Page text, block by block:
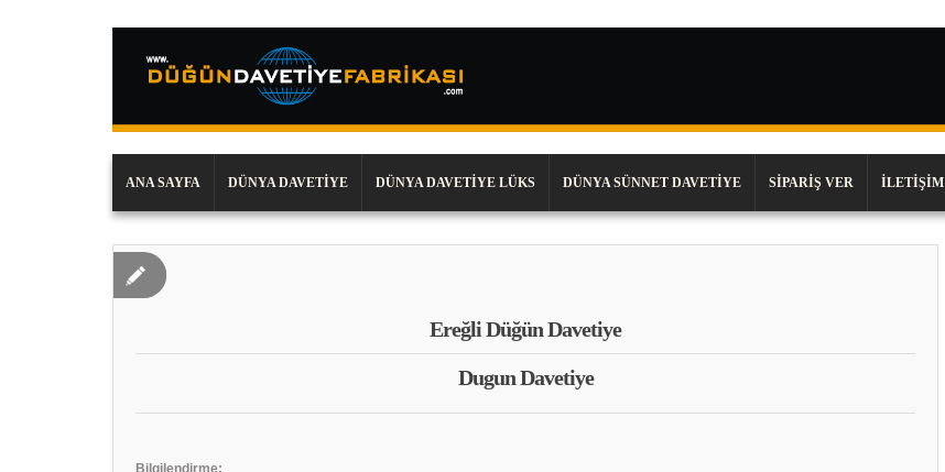
ANA SAYFA DÜNYA DAVETIYE DÜNYA DAVETIYE LÜKS DÜNYA SÜNNET DAVETIYE SIPARIŞ VER İLETIŞIM
Ereğli Düğün Davetiye
Dugun Davetiye
Bilgilendirme;